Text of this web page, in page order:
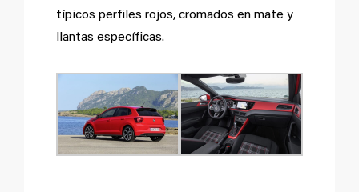
típicos perfiles rojos, cromados en mate y
llantas específicas.